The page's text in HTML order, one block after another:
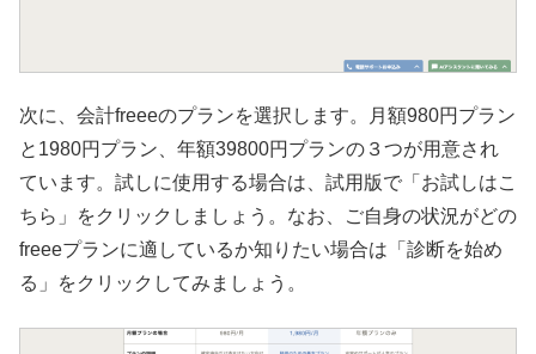
次に、会計freeeのプランを選択します。月額980円プラン
と1980円プラン、年額39800円プランの３つが用意され
ています。試しに使用する場合は、試用版で「お試しはこ
ちら」をクリックしましょう。なお、ご自身の状況がどの
freeeプランに適しているか知りたい場合は「診断を始め
る」をクリックしてみましょう。